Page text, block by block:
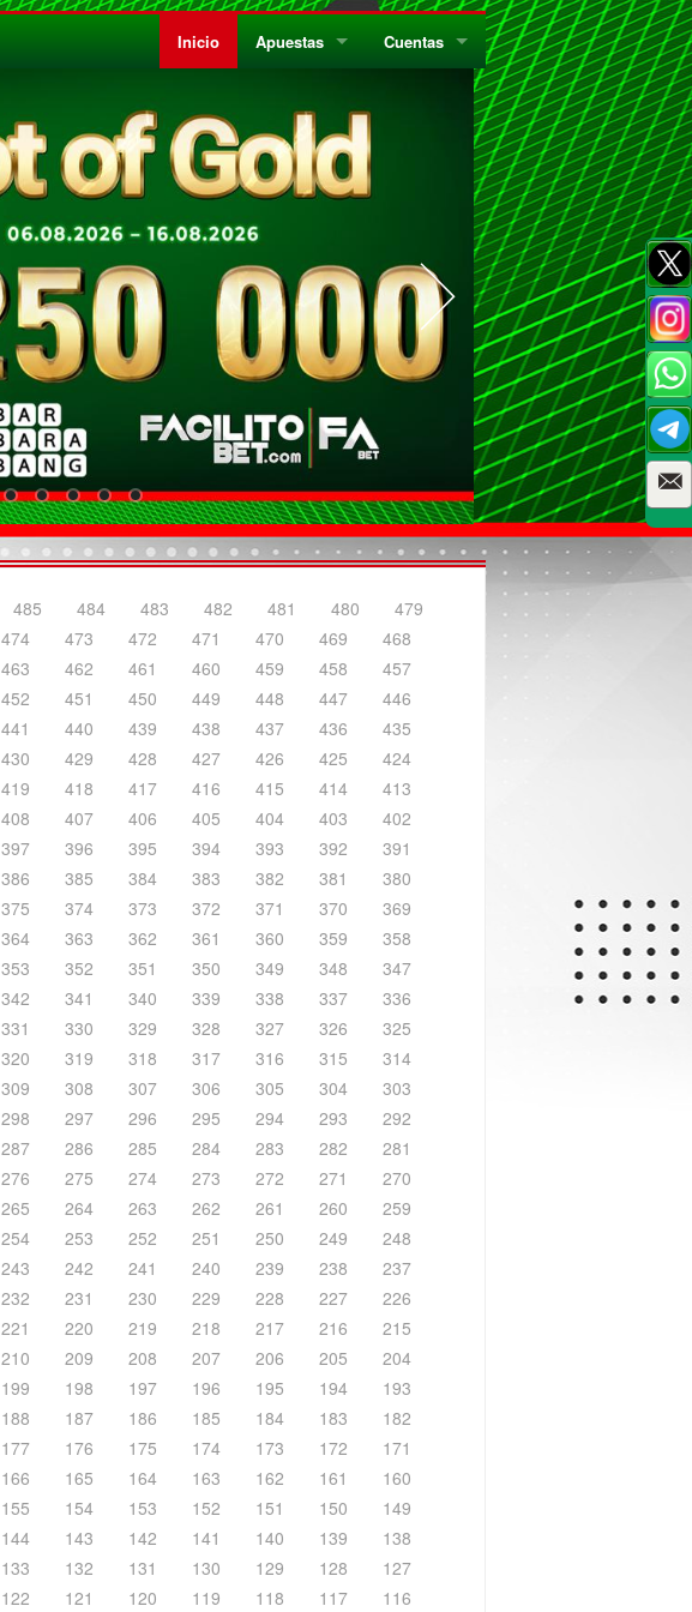
Inicio Apuestas
¿Qué es el Sistema Parley?
Privacidad
Como Jugar Bingo
Cuentas
Preguntas Frecuentes
Reglas Generales
485 484 483 482 481 480
479
474 473 472 471 470 469
468
463 462 461 460 459 458
457
452 451 450 449 448 447
446
441 440 439 438 437 436
435
430 429 428 427 426 425
424
419 418 417 416 415 414
413
408 407 406 405 404 403
402
397 396 395 394 393 392
391
386 385 384 383 382 381
380
375 374 373 372 371 370
369
364 363 362 361 360 359
358
353 352 351 350 349 348
347
342 341 340 339 338 337
336
331 330 329 328 327 326
325
320 319 318 317 316 315
314
309 308 307 306 305 304
303
298 297 296 295 294 293
292
287 286 285 284 283 282
281
276 275 274 273 272 271
270
265 264 263 262 261 260
259
254 253 252 251 250 249
248
243 242 241 240 239 238
237
232 231 230 229 228 227
226
221 220 219 218 217 216
215
210 209 208 207 206 205
204
199 198 197 196 195 194
193
188 187 186 185 184 183
182
177 176 175 174 173 172
171
166 165 164 163 162 161
160
155 154 153 152 151 150
149
144 143 142 141 140 139
138
133 132 131 130 129 128
127
122 121 120 119 118 117 116